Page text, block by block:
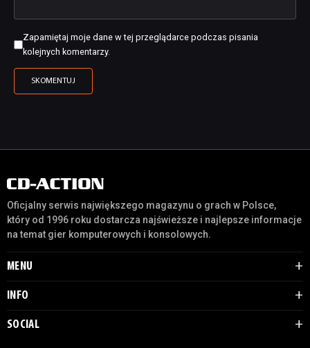
Zapamiętaj moje dane w tej przeglądarce podczas pisania
kolejnych komentarzy.
Oficjalny serwis największego magazynu o grach w Polsce,
który od 1996 roku dostarcza najświeższe i najlepsze informacje
na temat gier komputerowych i konsolowych.
MENU
INFO
SOCIAL